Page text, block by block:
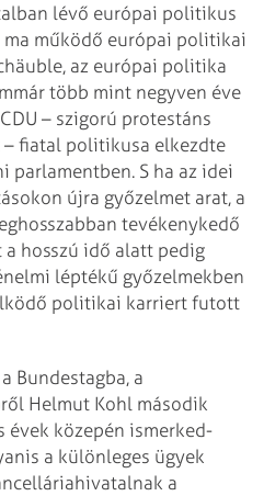
lévő európai politikus
ma működő európai politikai
az európai politika
több mint negyven éve
– szigorú protestáns
fiatal politikusa elkezdte
S ha az idei
újra győzelmet arat, a
tevékenykedő
hosszú idő alatt pedig
léptékű győzelmekben
politikai karriert futott
Bundestagba, a
Helmut Kohl második
évek közepén ismer­ked­
a különleges ügyek
a